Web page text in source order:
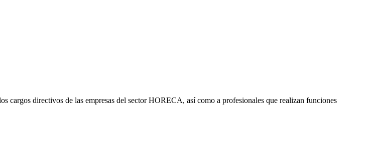
cargos directivos de las empresas del sector HORECA, así como a profesionales que realizan funciones